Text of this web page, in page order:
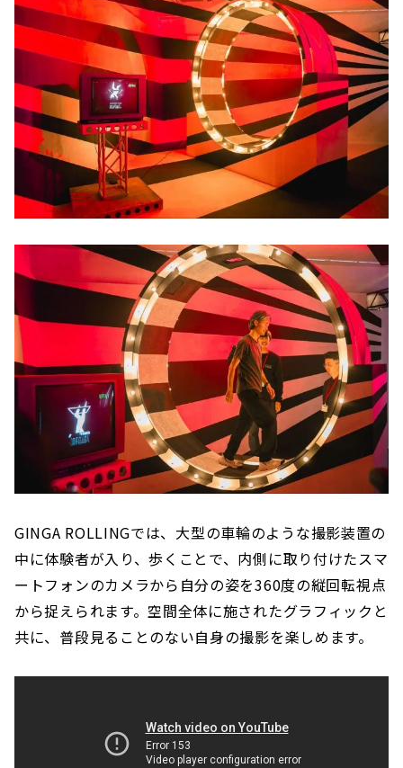
GINGA ROLLINGでは、大型の車輪のような撮影装置の
中に体験者が入り、歩くことで、内側に取り付けたスマ
ートフォンのカメラから自分の姿を360度の縦回転視点
から捉えられます。空間全体に施されたグラフィックと
共に、普段見ることのない自身の撮影を楽しめます。